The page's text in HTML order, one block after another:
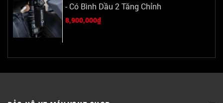
- Có Bình Dầu 2 Tăng Chỉnh
8,900,000₫